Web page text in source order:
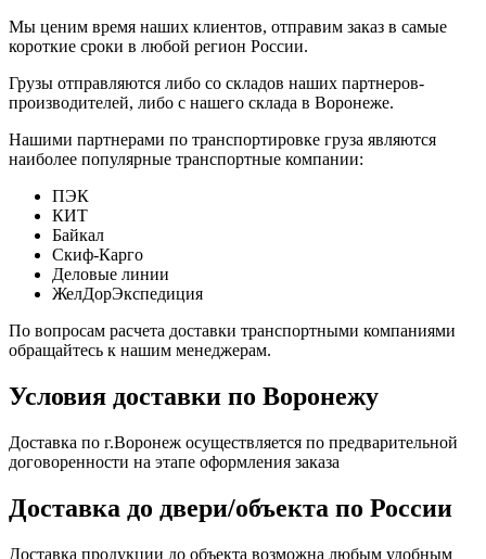
Мы ценим время наших клиентов, отправим заказ в самые
короткие сроки в любой регион России.
Грузы отправляются либо со складов наших партнеров-
производителей, либо с нашего склада в Воронеже.
Нашими партнерами по транспортировке груза являются
наиболее популярные транспортные компании:
ПЭК
КИТ
Байкал
Скиф-Карго
Деловые линии
ЖелДорЭкспедиция
По вопросам расчета доставки транспортными компаниями
обращайтесь к нашим менеджерам.
Условия доставки по Воронежу
Доставка по г.Воронеж осуществляется по предварительной
договоренности на этапе оформления заказа
Доставка до двери/объекта по России
Доставка продукции до объекта возможна любым удобным